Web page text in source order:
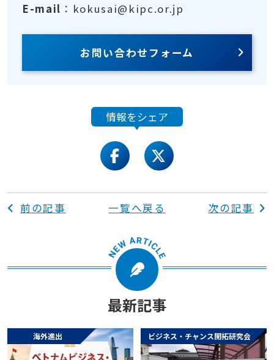
E-mail ：kokusai@kipc.or.jp
お問い合わせフォーム
情報をシェア
facebooktwitter
前の記事 一覧へ戻る 次の記事
最新記事
海外進出 ビジネス・チャンス開拓研究会